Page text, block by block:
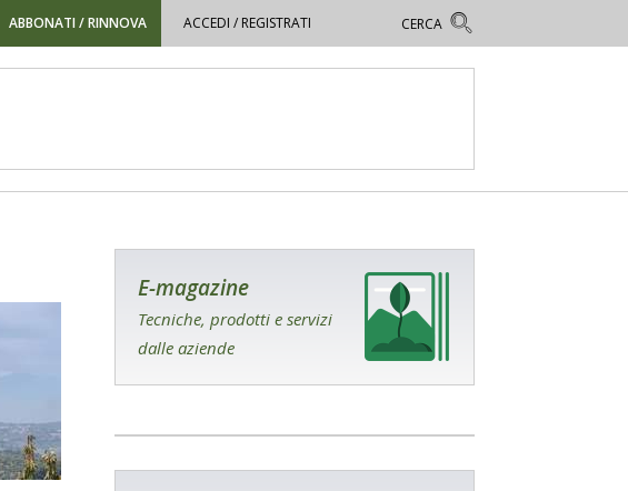
ABBONATI / RINNOVA ACCEDI / REGISTRATI
E-magazine
Tecniche, prodotti e servizi
dalle aziende